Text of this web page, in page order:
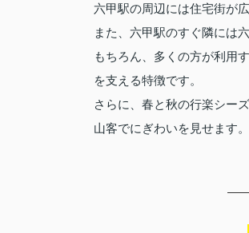
六甲駅の周辺には住宅街が
また、六甲駅のすぐ隣には
もちろん、多くの方が利用
を支える特徴です。
さらに、春と秋の行楽シー
山客でにぎわいを見せます。